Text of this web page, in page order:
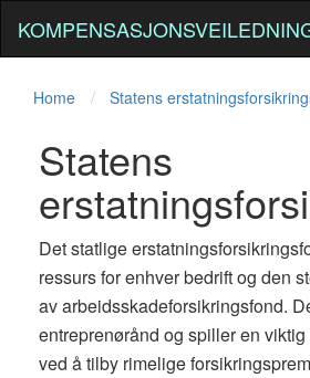
Home Statens
Statens
Det statlige
ressurs for enhver bedrift og den
av arbeidsskadeforsikringsfond.
entreprenørånd og spiller en
ved å tilby rimelige